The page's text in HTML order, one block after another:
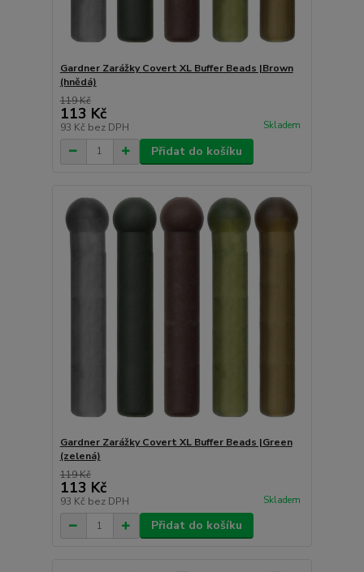
Gardner Zarážky Covert XL Buffer Beads |Brown
(hnědá)
119 Kč
113 Kč
93 Kč bez DPH Skladem
Přidat do košíku
Gardner Zarážky Covert XL Buffer Beads |Green
(zelená)
119 Kč
113 Kč
93 Kč bez DPH Skladem
Přidat do košíku